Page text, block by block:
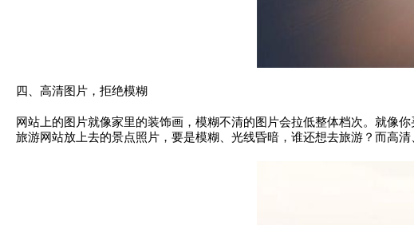
四、高清图片，拒绝模糊
网站上的图片就像家里的装饰画，模糊不清的图片会拉低整体档次。就像
旅游网站放上去的景点照片，要是模糊、光线昏暗，谁还想去旅游？而高